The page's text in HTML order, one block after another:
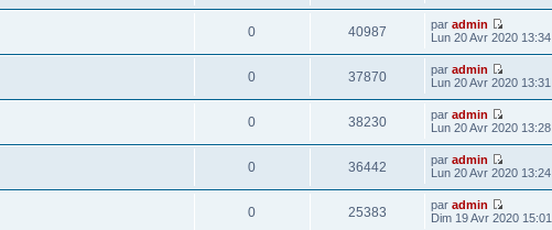
0 40987 paradmin
Lun 20 Avr 2020 13:34
0 37870 paradmin
Lun 20 Avr 2020 13:31
0 38230 paradmin
Lun 20 Avr 2020 13:28
0 36442 paradmin
Lun 20 Avr 2020 13:24
0 25383 paradmin
Dim 19 Avr 2020 15:01